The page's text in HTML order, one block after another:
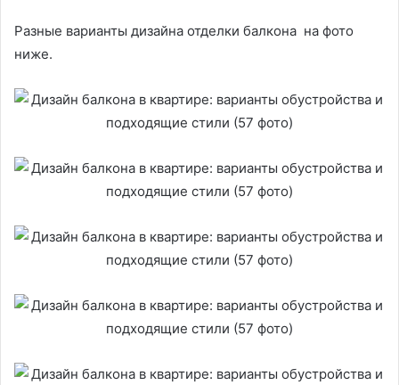
Разные варианты дизайна отделки балкона на фото
ниже.